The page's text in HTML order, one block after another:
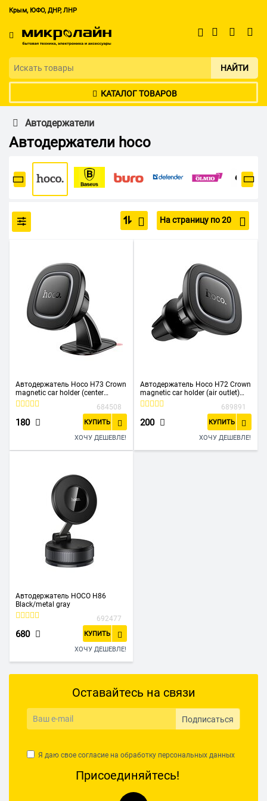
Крым, ЮФО, ДНР, ЛНР
НАЙТИ
КАТАЛОГ ТОВАРОВ
Автодержатели
Автодержатели hoco
На страницу по 20
Автодержатель Hoco H73 Crown
magnetic car holder (center
console) black metal gray
684508
180 КУПИТЬ
ХОЧУ ДЕШЕВЛЕ!
Автодержатель Hoco H72 Crown
magnetic car holder (air outlet)
black metal gray
689891
200 КУПИТЬ
ХОЧУ ДЕШЕВЛЕ!
Автодержатель HOCO H86
Black/metal gray
692477
680 КУПИТЬ
ХОЧУ ДЕШЕВЛЕ!
Оставайтесь на связи
Подписаться
Я даю свое согласие на обработку персональных данных
Присоединяйтесь!